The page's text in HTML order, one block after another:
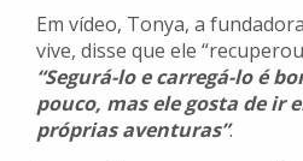
Em vídeo, Tonya, a
vive, disse que ele
“Segurá-lo e carregá-lo é
pouco, mas ele gosta de ir
próprias aventuras”.